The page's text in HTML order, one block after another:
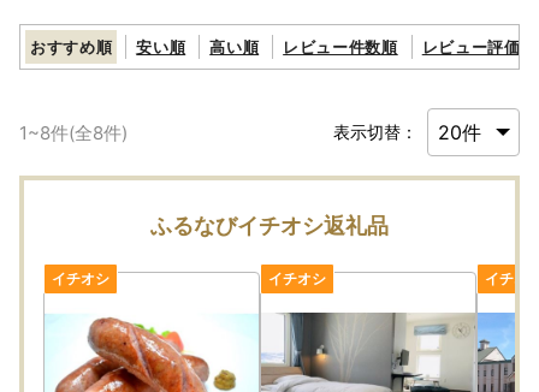
おすすめ順 安い順 高い順 レビュー件数順 レビュー評価順
1~8件(全8件) 表示切替：
ふるなびイチオシ返礼品